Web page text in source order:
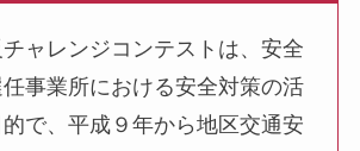
ャレンジコンテストは、安全
事業所における安全対策の活
で、平成９年から地区交通安